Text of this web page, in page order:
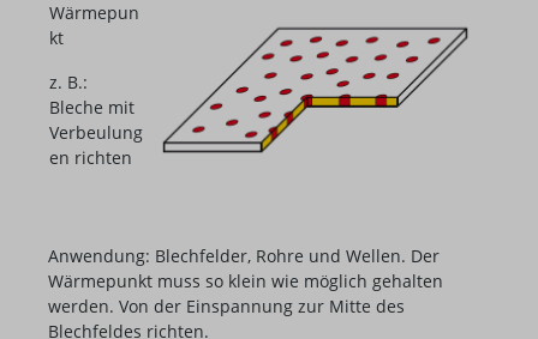
Wärmepun
kt
z. B.:
Bleche mit
Verbeulung
en richten
Anwendung: Blechfelder, Rohre und Wellen. Der
Wärmepunkt muss so klein wie möglich gehalten
werden. Von der Einspannung zur Mitte des
Blechfeldes richten.